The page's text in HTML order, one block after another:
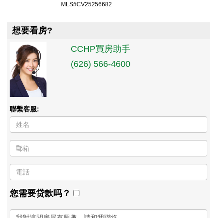
MLS#CV25256682
想要看房?
CCHP買房助手
(626) 566-4600
聯繫客服:
您需要贷款吗？